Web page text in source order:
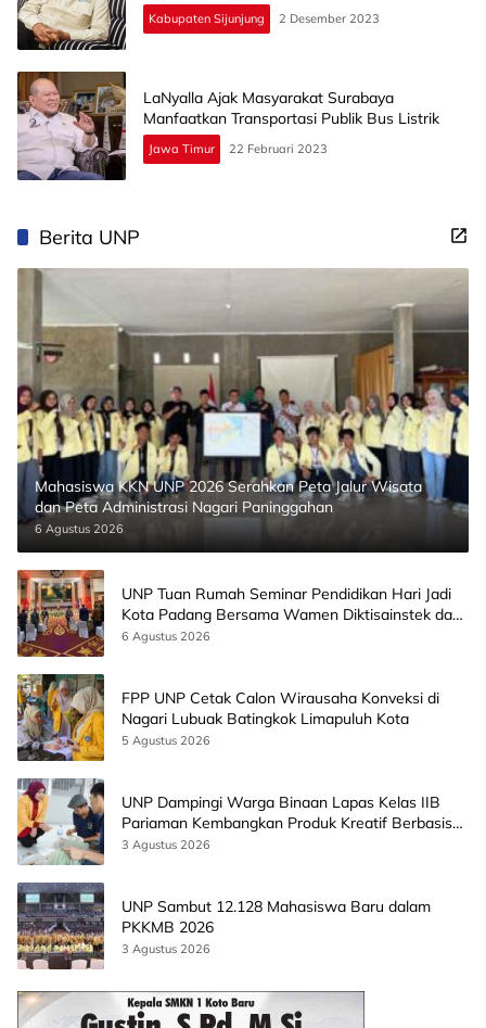
Kabupaten Sijunjung 2 Desember 2023
LaNyalla Ajak Masyarakat Surabaya
Manfaatkan Transportasi Publik Bus Listrik
Jawa Timur 22 Februari 2023
Berita UNP
Mahasiswa KKN UNP 2026 Serahkan Peta Jalur Wisata
dan Peta Administrasi Nagari Paninggahan
6 Agustus 2026
UNP Tuan Rumah Seminar Pendidikan Hari Jadi
Kota Padang Bersama Wamen Diktisainstek dan
CEO EMGS Malaysia
6 Agustus 2026
FPP UNP Cetak Calon Wirausaha Konveksi di
Nagari Lubuak Batingkok Limapuluh Kota
5 Agustus 2026
UNP Dampingi Warga Binaan Lapas Kelas IIB
Pariaman Kembangkan Produk Kreatif Berbasis
AI
3 Agustus 2026
UNP Sambut 12.128 Mahasiswa Baru dalam
PKKMB 2026
3 Agustus 2026